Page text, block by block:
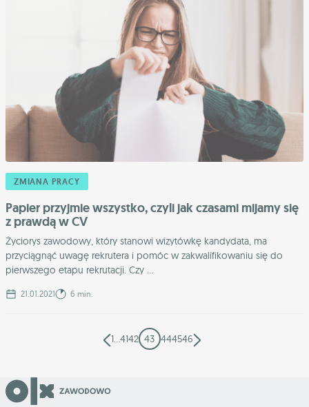
ZMIANA PRACY
Papier przyjmie wszystko, czyli jak czasami mijamy się
z prawdą w CV
Życiorys zawodowy, który stanowi wizytówkę kandydata, ma
przyciągnąć uwagę rekrutera i pomóc w zakwalifikowaniu się do
pierwszego etapu rekrutacji. Czy ...
21.01.2021 6 min.
1…4142 43 444546